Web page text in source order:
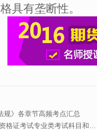
具有垄断性。
规》各章节高频考点汇总
证考试专业类考试科目和题型